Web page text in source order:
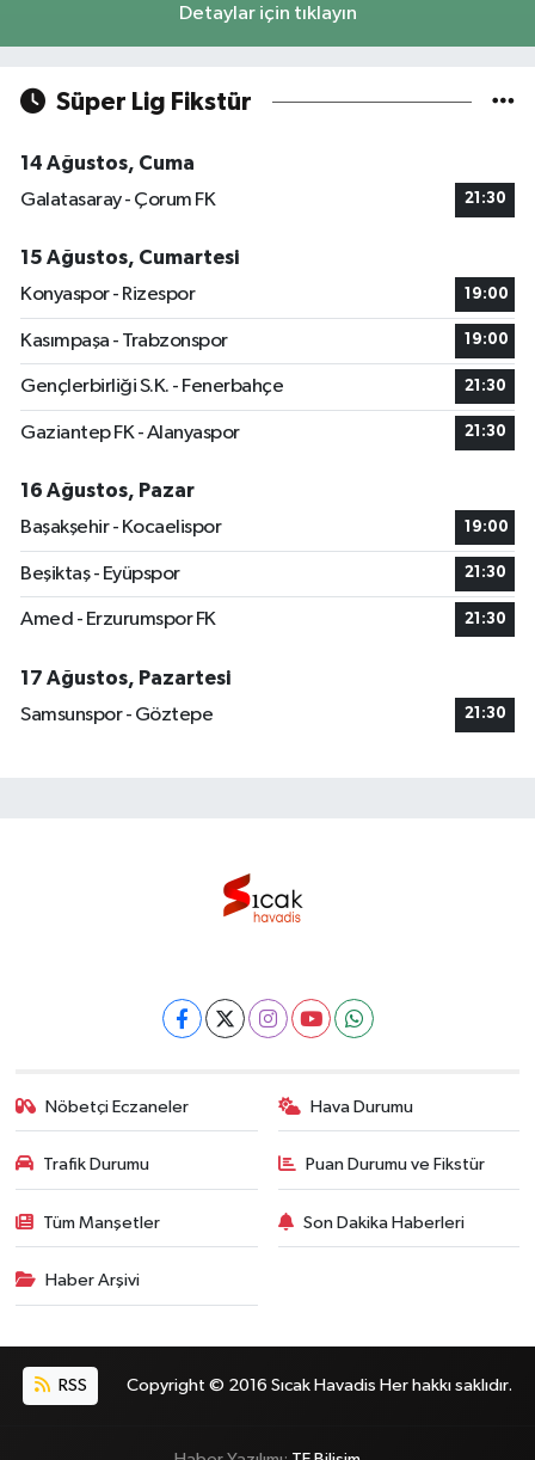
Detaylar için tıklayın
Süper Lig Fikstür
14 Ağustos, Cuma
Galatasaray - Çorum FK
21:30
15 Ağustos, Cumartesi
Konyaspor - Rizespor
19:00
Kasımpaşa - Trabzonspor 19:00
Gençlerbirliği S.K. - Fenerbahçe 21:30
Gaziantep FK - Alanyaspor 21:30
16 Ağustos, Pazar
Başakşehir - Kocaelispor
19:00
Beşiktaş - Eyüpspor 21:30
Amed - Erzurumspor FK 21:30
17 Ağustos, Pazartesi
Samsunspor - Göztepe
21:30
Nöbetçi Eczaneler Hava Durumu
Trafik Durumu Puan Durumu ve Fikstür
Tüm Manşetler Son Dakika Haberleri
Haber Arşivi
RSS Copyright © 2016 Sıcak Havadis Her hakkı saklıdır.